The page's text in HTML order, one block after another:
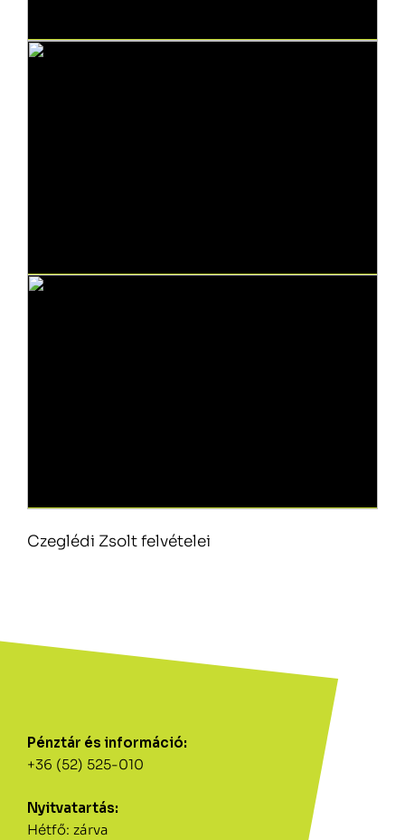
Pénztár és információ:
+36 (52) 525-010
Nyitvatartás:
Hétfő: zárva
Czeglédi Zsolt felvételei